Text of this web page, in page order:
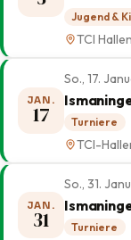
Jugend &
TCI
JAN.
17
So., 17.
Turniere
TCI-
JAN.
31
So., 31.
Turniere